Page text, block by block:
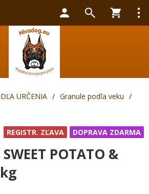
URČENIA / Granule podľa veku /
DOPRAVA ZDARMA
REGISTR. ZĽAVA
POTATO &